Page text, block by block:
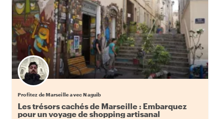
Profitez de Marseille avec Naguib
Les trésors cachés de Marseille : Embarquez
pour un voyage de shopping artisanal